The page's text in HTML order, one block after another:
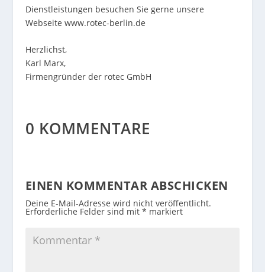
Dienstleistungen besuchen Sie gerne unsere
Webseite www.rotec-berlin.de
Herzlichst,
Karl Marx,
Firmengründer der rotec GmbH
0 KOMMENTARE
EINEN KOMMENTAR ABSCHICKEN
Deine E-Mail-Adresse wird nicht veröffentlicht.
Erforderliche Felder sind mit * markiert